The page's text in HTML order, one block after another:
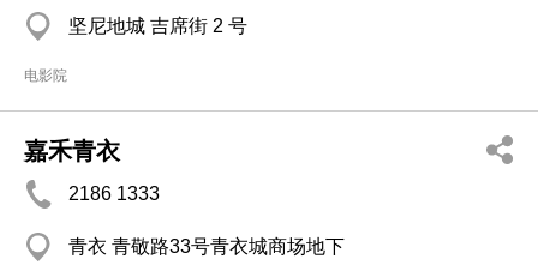
坚尼地城 吉席街 2 号
电影院
嘉禾青衣
2186 1333
青衣 青敬路33号青衣城商场地下